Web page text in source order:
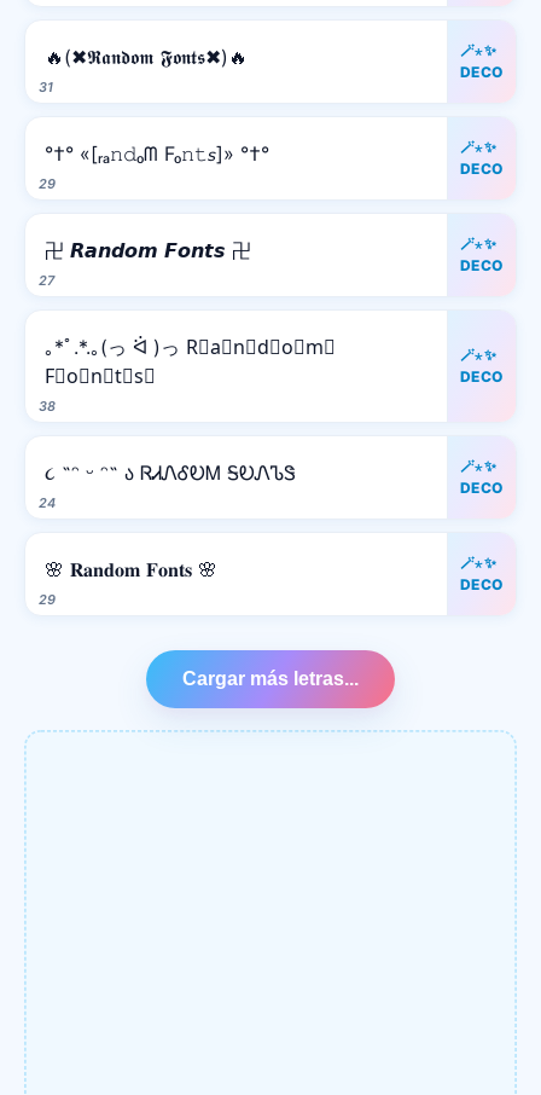
31
🔥(✖𝕽𝖆𝖓𝖉𝖔𝖒 𝕱𝖔𝖓𝖙𝖘✖)🔥
🪄⋆✨
DECO
29
°†° «[ᵣₐ𝚗𝚍ₒᗰ Fₒ𝚗𝚝𝘴]» °†°
🪄⋆✨
DECO
27
卍 𝙍𝙖𝙣𝙙𝙤𝙢 𝙁𝙤𝙣𝙩𝙨 卍
🪄⋆✨
DECO
38
｡*ﾟ.*.｡(っ ᐛ )っ R⃒a⃒n⃒d⃒o⃒m⃒
F⃒o⃒n⃒t⃒s⃒
🪄⋆✨
DECO
24
૮ ˶ᵔ ᵕ ᵔ˶ ა ᏒᏗᏁᎴᎧᎷ ᎦᎧᏁᏖᏕ
🪄⋆✨
DECO
29
🌸 𝐑𝐚𝐧𝐝𝐨𝐦 𝐅𝐨𝐧𝐭𝐬 🌸
🪄⋆✨
DECO
Cargar más letras...